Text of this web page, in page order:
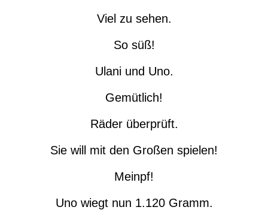
Viel zu sehen.
So süß!
Ulani und Uno.
Gemütlich!
Räder überprüft.
Sie will mit den Großen spielen!
Meinpf!
Uno wiegt nun 1.120 Gramm.